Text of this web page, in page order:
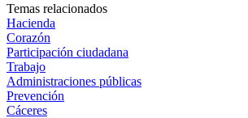
Temas relacionados
Hacienda
Corazón
Participación ciudadana
Trabajo
Administraciones públicas
Prevención
Cáceres